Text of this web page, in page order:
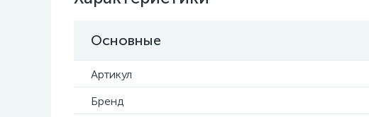
Основные
Артикул
Бренд